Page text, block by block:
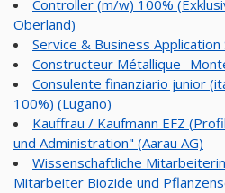
Controller (m/w) 100%
Oberland)
Service & Business
Constructeur Métallique-
Consulente finanziario junior
100%) (Lugano)
Kauffrau / Kaufmann EFZ
und Administration" (Aarau AG)
Wissenschaftliche
Mitarbeiter Biozide und